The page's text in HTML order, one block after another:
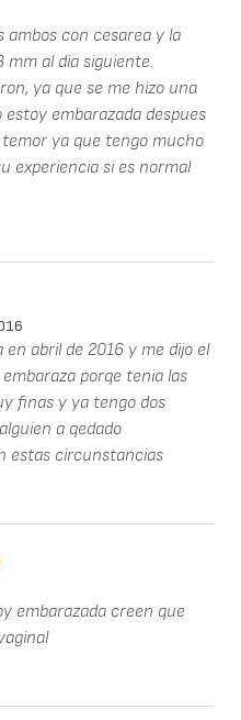
ambos con cesarea y la
mm al dia siguiente.
ya que se me hizo una
embarazada despues
ya que tengo mucho
experiencia si es normal
abril de 2016 y me dijo el
porqe tenia las
finas y ya tengo dos
a qedado
estas circunstancias
embarazada creen que